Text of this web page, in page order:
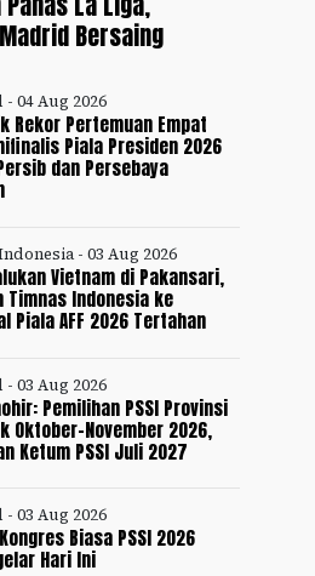
Bersaing
04 Aug 2026
Rekor Pertemuan Empat
Piala Presiden 2026
dan Persebaya
- 03 Aug 2026
Vietnam di Pakansari,
Timnas Indonesia ke
Piala AFF 2026 Tertahan
03 Aug 2026
Pemilihan PSSI Provinsi
Oktober-November 2026,
Ketum PSSI Juli 2027
03 Aug 2026
Biasa PSSI 2026
Hari Ini